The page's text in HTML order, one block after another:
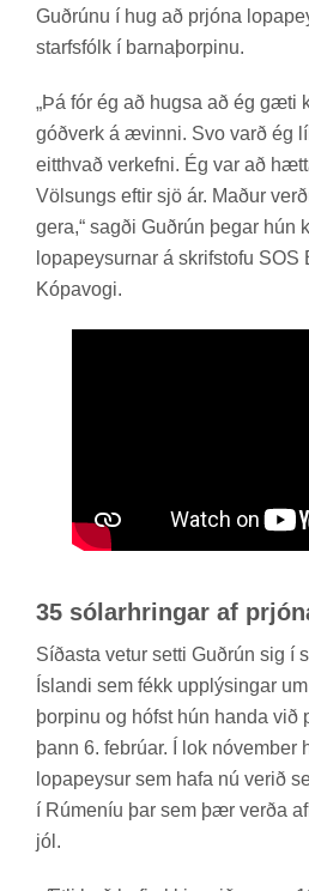
Guð­rúnu í hug að prjóna
starfs­fólk í barna­þorp­inu.
„Þá fór ég að hugsa að ég gæti
góð­verk á æv­inni. Svo varð ég
eitt­hvað verk­efni. Ég var að
Völsungs eft­ir sjö ár. Mað­ur
gera,“ sagði Guð­rún þeg­ar hún
lopa­peys­urn­ar á skrif­stofu SOS
Kópa­vogi.
35 sól­ar­hring­ar af
Síð­asta vet­ur setti Guð­rún sig í
Ís­landi sem fékk upp­lýs­ing­ar
þorp­inu og hófst hún handa við
þann 6. fe­brú­ar. Í lok nóv­em­ber
lopa­peys­ur sem hafa nú ver­ið
í Rúm­en­íu þar sem þær verða
jól.